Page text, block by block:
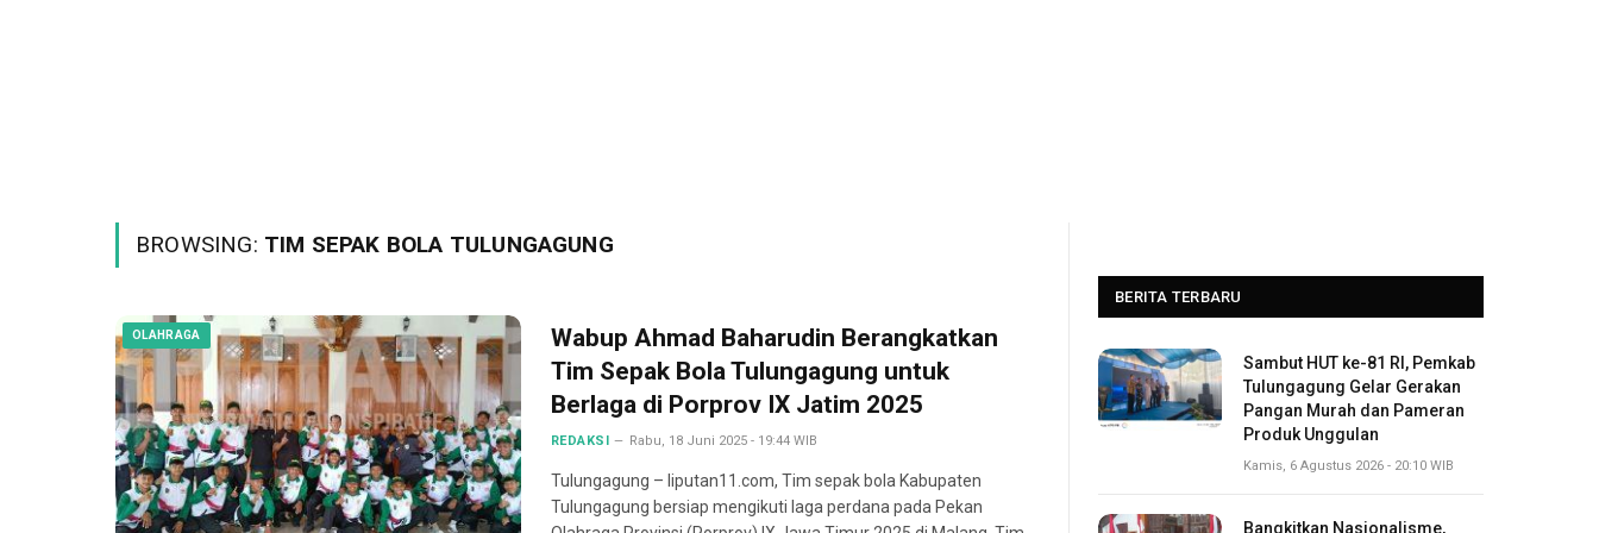
BROWSING: TIM SEPAK BOLA TULUNGAGUNG
OLAHRAGA
Wabup Ahmad Baharudin Berangkatkan
Tim Sepak Bola Tulungagung untuk
Berlaga di Porprov IX Jatim 2025
REDAKSI Rabu, 18 Juni 2025 - 19:44 WIB
Tulungagung – liputan11.com, Tim sepak bola Kabupaten
Tulungagung bersiap mengikuti laga perdana pada Pekan
BERITA TERBARU
Sambut HUT ke-81 RI, Pemkab
Tulungagung Gelar Gerakan
Pangan Murah dan Pameran
Produk Unggulan
Kamis, 6 Agustus 2026 - 20:10 WIB
Bangkitkan Nasionalisme,